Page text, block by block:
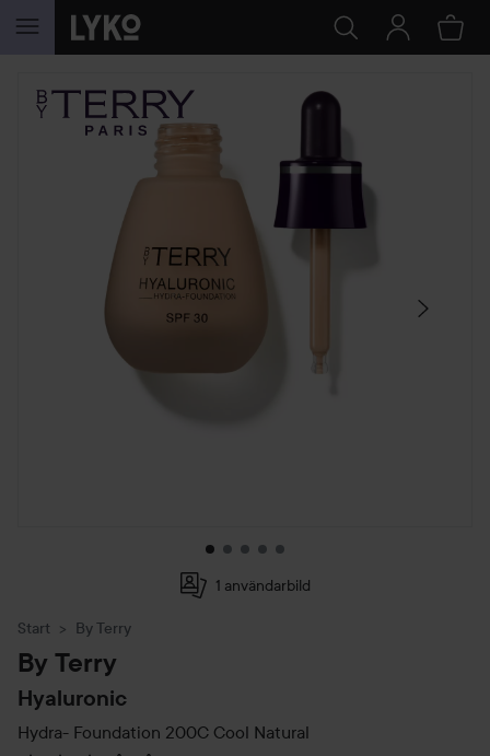
HOPPA TILL INNEHÅLLET
HOPPA ÖVER SEKTIONEN
1 användarbild
Start By Terry
By Terry
Hyaluronic
Hydra- Foundation 200C Cool Natural